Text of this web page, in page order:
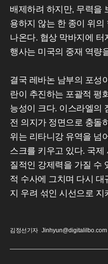
배제하려 하지만, 무력을
용하지 않는 한 종이 위의
나온다. 협상 막바지에
행사는 미국의 중재 역량
결국 레바논 남부의 포성
란이 추진하는 포괄적 평
능성이 크다. 이스라엘의
전 의지가 정면으로 충돌
위는 리타니강 유역을 넘
스크를 키우고 있다. 국제
질적인 강제력을 가질 수
적 수사에 그치며 다시 대
지 우려 섞인 시선으로 지
김정선기자 Jinhyun@digitalilbo.com